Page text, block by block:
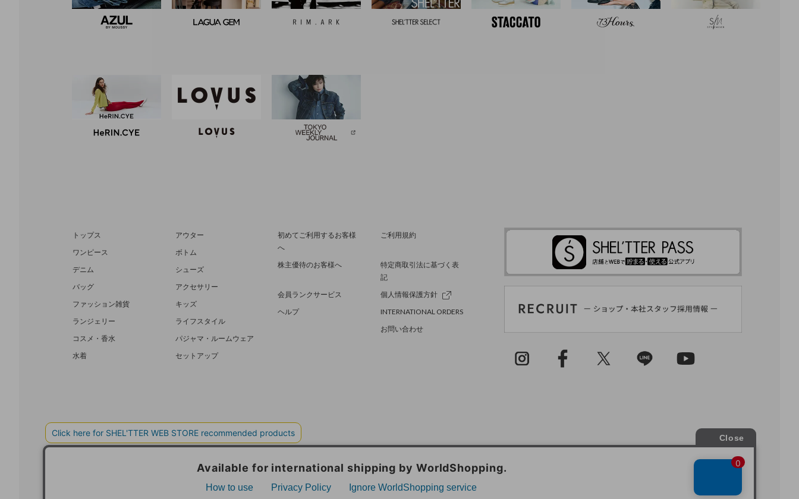
トップス
アウター
ワンピース
ボトム
デニム
シューズ
バッグ
アクセサリー
ファッション雑貨
キッズ
ランジェリー
ライフスタイル
コスメ・香水
パジャマ・ルームウェア
水着
セットアップ
初めてご利用するお客様
へ
ご利用規約
株主優待のお客様へ
特定商取引法に基づく表
記
会員ランクサービス
個人情報保護方針
ヘルプ
INTERNATIONAL ORDERS
お問い合わせ
BAROQUE JAPAN LIMITED SHEL’TTER GREEN 採用情報
COPYRIGHT © BAROQUE JAPAN LIMITED ALL RIGHTS RESERVED.